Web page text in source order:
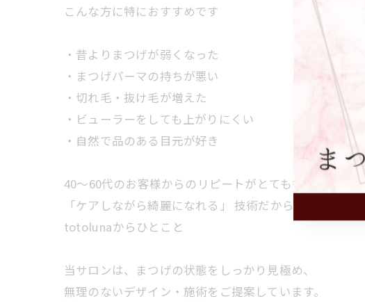
こんな方に特におすすめです
・昔よりまつげが弱くなった
・まつげパーマの持ちが悪い
・切れ毛・抜け毛が増えた
・ビューラーをしても上がりにくい
・自然で品のある目元が好き
40～60代のお客様からのリピートがとても多い理由は、
「ケアしながら綺麗になれる」 技術だからです。
totolunaからひとこと
当サロンは、まつげの状態をしっかり見極め、
無理のないデザイン・施術をご提案しています。